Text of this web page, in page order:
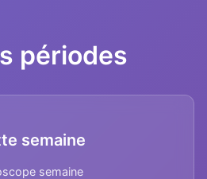
périodes
semaine
semaine